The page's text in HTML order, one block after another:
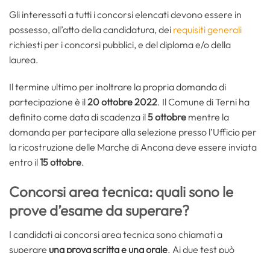
Gli interessati a tutti i concorsi elencati devono essere in
possesso, all’atto della candidatura, dei requisiti generali
richiesti per i concorsi pubblici, e del diploma e/o della
laurea.
Il termine ultimo per inoltrare la propria domanda di
partecipazione è il20 ottobre 2022. Il Comune di Terni ha
definito come data di scadenza il5 ottobre mentre la
domanda per partecipare alla selezione presso l’Ufficio per
la ricostruzione delle Marche di Ancona deve essere inviata
entro il15 ottobre.
Concorsi area tecnica: quali sono le
prove d’esame da superare?
I candidati ai concorsi area tecnica sono chiamati a
superare una prova scritta e una orale. Ai due test può